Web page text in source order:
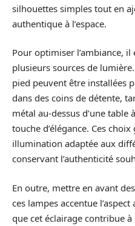
silhouettes simples tout en
authentique à l’espace.
Pour optimiser l’ambiance,
plusieurs sources de
pied peuvent être installées
dans des coins de détente,
métal au-dessus d’une
touche d’élégance. Ces
illumination adaptée aux
conservant l’authenticité
En outre, mettre en avant
ces lampes accentue
que cet éclairage contribue